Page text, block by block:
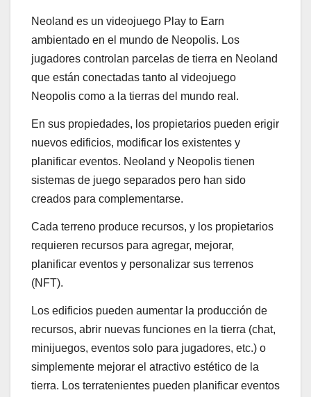
Neoland es un videojuego Play to Earn
ambientado en el mundo de Neopolis. Los
jugadores controlan parcelas de tierra en Neoland
que están conectadas tanto al videojuego
Neopolis como a la tierras del mundo real.
En sus propiedades, los propietarios pueden erigir
nuevos edificios, modificar los existentes y
planificar eventos. Neoland y Neopolis tienen
sistemas de juego separados pero han sido
creados para complementarse.
Cada terreno produce recursos, y los propietarios
requieren recursos para agregar, mejorar,
planificar eventos y personalizar sus terrenos
(NFT).
Los edificios pueden aumentar la producción de
recursos, abrir nuevas funciones en la tierra (chat,
minijuegos, eventos solo para jugadores, etc.) o
simplemente mejorar el atractivo estético de la
tierra. Los terratenientes pueden planificar eventos